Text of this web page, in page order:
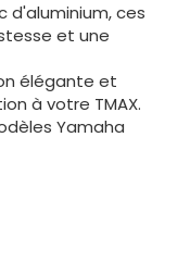
d'aluminium, ces
et une
élégante et
à votre TMAX.
Yamaha